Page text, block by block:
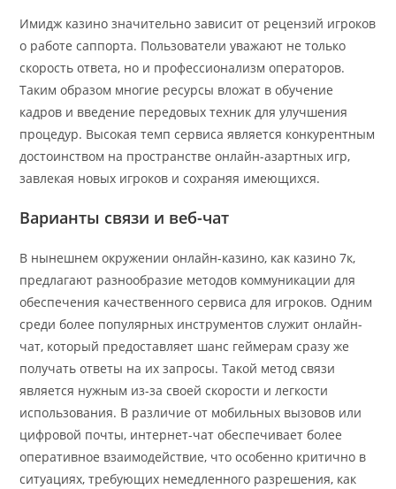
Имидж казино значительно зависит от рецензий игроков
о работе саппорта. Пользователи уважают не только
скорость ответа, но и профессионализм операторов.
Таким образом многие ресурсы вложат в обучение
кадров и введение передовых техник для улучшения
процедур. Высокая темп сервиса является конкурентным
достоинством на пространстве онлайн-азартных игр,
завлекая новых игроков и сохраняя имеющихся.
Варианты связи и веб-чат
В нынешнем окружении онлайн-казино, как казино 7к,
предлагают разнообразие методов коммуникации для
обеспечения качественного сервиса для игроков. Одним
среди более популярных инструментов служит онлайн-
чат, который предоставляет шанс геймерам сразу же
получать ответы на их запросы. Такой метод связи
является нужным из-за своей скорости и легкости
использования. В различие от мобильных вызовов или
цифровой почты, интернет-чат обеспечивает более
оперативное взаимодействие, что особенно критично в
ситуациях, требующих немедленного разрешения, как